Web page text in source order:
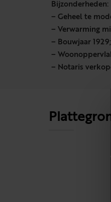
Bijzonderheden:
– Geheel te
– Verwarming
– Bouwjaar 1929;
–
– Notaris